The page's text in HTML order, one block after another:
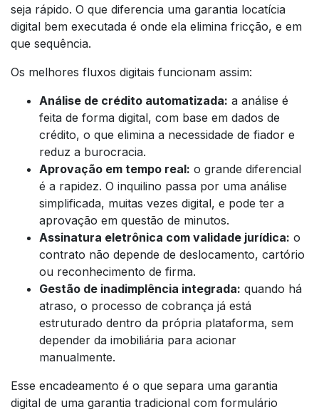
seja rápido. O que diferencia uma garantia locatícia
digital bem executada é onde ela elimina fricção, e em
que sequência.
Os melhores fluxos digitais funcionam assim:
Análise de crédito automatizada: a análise é
feita de forma digital, com base em dados de
crédito, o que elimina a necessidade de fiador e
reduz a burocracia.
Aprovação em tempo real: o grande diferencial
é a rapidez. O inquilino passa por uma análise
simplificada, muitas vezes digital, e pode ter a
aprovação em questão de minutos.
Assinatura eletrônica com validade jurídica: o
contrato não depende de deslocamento, cartório
ou reconhecimento de firma.
Gestão de inadimplência integrada: quando há
atraso, o processo de cobrança já está
estruturado dentro da própria plataforma, sem
depender da imobiliária para acionar
manualmente.
Esse encadeamento é o que separa uma garantia
digital de uma garantia tradicional com formulário